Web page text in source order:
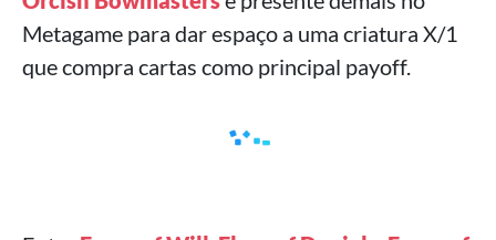
Metagame para dar espaço a uma criatura X/1
que compra cartas como principal payoff.